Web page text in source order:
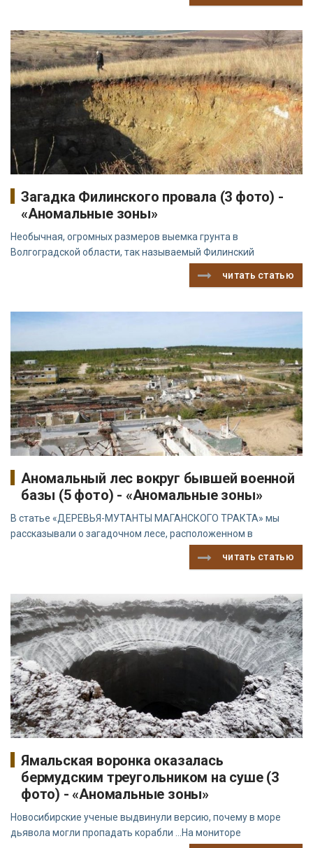
Загадка Филинского провала (3 фото) -
«Аномальные зоны»
Необычная, огромных размеров выемка грунта в
Волгоградской области, так называемый Филинский
читать статью
Аномальный лес вокруг бывшей военной
базы (5 фото) - «Аномальные зоны»
В статье «ДЕРЕВЬЯ-МУТАНТЫ МАГАНСКОГО ТРАКТА» мы
рассказывали о загадочном лесе, расположенном в
читать статью
Ямальская воронка оказалась
бермудским треугольником на суше (3
фото) - «Аномальные зоны»
Новосибирские ученые выдвинули версию, почему в море
дьявола могли пропадать корабли …На мониторе